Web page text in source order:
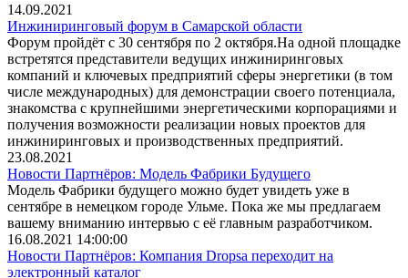
14.09.2021
Инжиниринговый форум в Самарской области
Форум пройдёт с 30 сентября по 2 октября.На одной площадке
встретятся представители ведущих инжиниринговых
компаний и ключевых предприятий сферы энергетики (в том
числе международных) для демонстрации своего потенциала,
знакомства с крупнейшими энергетическими корпорациями и
получения возможности реализации новых проектов для
инжиниринговых и производственных предприятий.
23.08.2021
Новости Партнёров: Модель Фабрики Будущего
Модель Фабрики будущего можно будет увидеть уже в
сентябре в немецком городе Ульме. Пока же мы предлагаем
вашему вниманию интервью с её главным разработчиком.
16.08.2021 14:00:00
Новости Партнёров: Компания Dropsa переходит на
электронный каталог